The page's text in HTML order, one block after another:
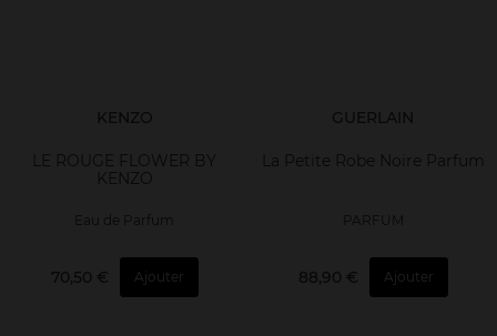
KENZO
LE ROUGE FLOWER BY
KENZO
Eau de Parfum
70,50 € Ajouter
GUERLAIN
La Petite Robe Noire Parfum
PARFUM
88,90 € Ajouter